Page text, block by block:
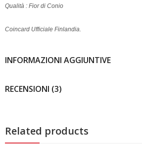
Qualità : Fior di Conio
Coincard Ufficiale Finlandia.
INFORMAZIONI AGGIUNTIVE
RECENSIONI (3)
Related products